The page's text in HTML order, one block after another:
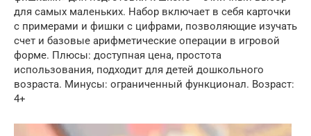
для самых маленьких. Набор включает в себя карточки
с примерами и фишки с цифрами, позволяющие изучать
счет и базовые арифметические операции в игровой
форме. Плюсы: доступная цена, простота
использования, подходит для детей дошкольного
возраста. Минусы: ограниченный функционал. Возраст:
4+